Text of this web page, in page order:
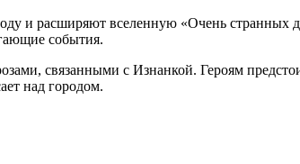
и расширяют вселенную «Очень
события.
связанными с Изнанкой. Героям
над городом.